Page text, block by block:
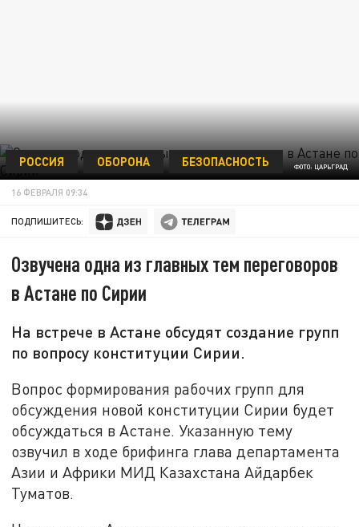
ФОТО: ЦАРЬГРАД
РОССИЯ ОБОРОНА БЕЗОПАСНОСТЬ
16 ФЕВРАЛЯ 09:34
ПОДПИШИТЕСЬ:
Озвучена одна из главных тем переговоров
в Астане по Сирии
На встрече в Астане обсудят создание групп
по вопросу конституции Сирии.
Вопрос формирования рабочих групп для
обсуждения новой конституции Сирии будет
обсуждаться в Астане. Указанную тему
озвучил в ходе брифинга глава департамента
Азии и Африки МИД Казахстана Айдарбек
Туматов.